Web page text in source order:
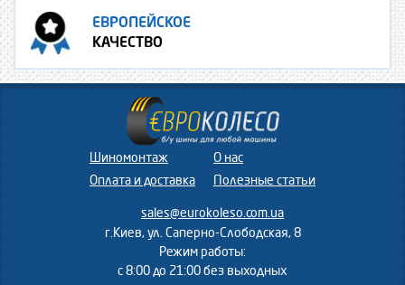
ЕВРОПЕЙСКОЕ
КАЧЕСТВО
Шиномонтаж
Оплата и доставка
О нас
Полезные статьи
sales@eurokoleso.com.ua
г.Киев, ул. Саперно-Слободская, 8
Режим работы:
с 8:00 до 21:00 без выходных